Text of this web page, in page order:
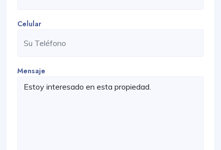
Celular
Mensaje